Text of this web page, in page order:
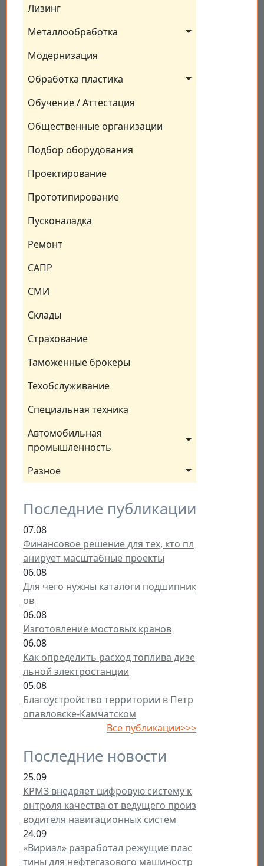
Лизинг
Металлообработка
Модернизация
Обработка пластика
Обучение / Аттестация
Общественные организации
Подбор оборудования
Проектирование
Прототипирование
Пусконаладка
Ремонт
САПР
СМИ
Склады
Страхование
Таможенные брокеры
Техобслуживание
Специальная техника
Автомобильная
промышленность
Разное
Последние публикации
07.08
Финансовое решение для тех, кто пл
анирует масштабные проекты
06.08
Для чего нужны каталоги подшипник
ов
06.08
Изготовление мостовых кранов
06.08
Как определить расход топлива дизе
льной электростанции
05.08
Благоустройство территории в Петр
опавловске-Камчатском
Все публикации>>>
Последние новости
25.09
КРМЗ внедряет цифровую систему к
онтроля качества от ведущего произ
водителя навигационных систем
24.09
«Вириал» разработал режущие плас
тины для нефтегазового машиностр